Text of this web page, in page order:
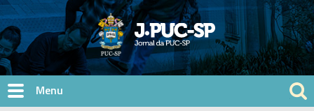
Pular para o conteúdo principal